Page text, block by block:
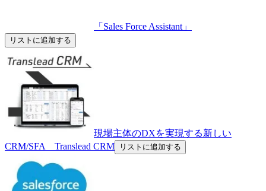
「Sales Force Assistant」
リストに追加する
現場主体のDXを実現する新しい
CRM/SFA Translead CRM
リストに追加する